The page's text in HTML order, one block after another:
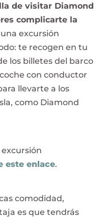
de visitar Diamond
complicarte la
excursión
te recogen en tu
los billetes del barco
con conductor
llevarte a los
como Diamond
este enlace.
comodidad,
es que tendrás